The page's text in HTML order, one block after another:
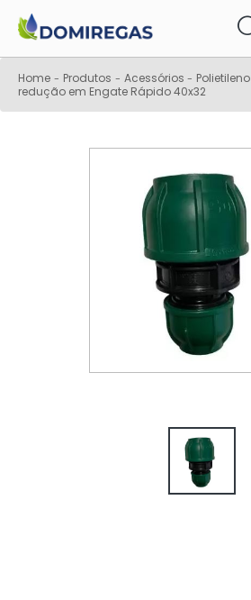
Home - Produtos - Acessórios - Polietileno
redução em Engate Rápido 40x32